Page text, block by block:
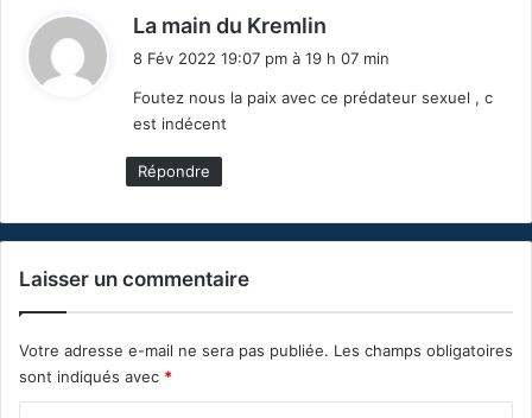
La main du Kremlin
i
8 Fév 2022 19:07 pm à 19 h 07 min
Foutez nous la paix avec ce prédateur sexuel , c
est indécent
Répondre
Laisser un commentaire
Votre adresse e-mail ne sera pas publiée. Les champs obligatoires
sont indiqués avec *